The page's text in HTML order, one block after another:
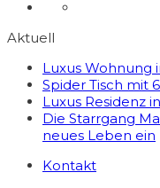
Aktuell
Luxus Wohnung
Spider Tisch mit
Luxus Residenz
Die Starrgang
neues Leben ein
Kontakt